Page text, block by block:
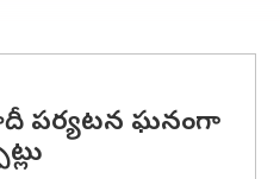
పర్యటన ఘనంగా